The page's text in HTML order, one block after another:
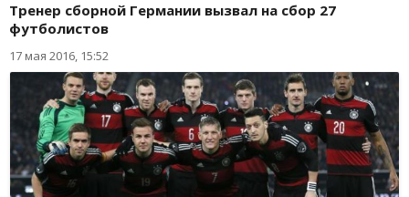
Тренер сборной Германии вызвал на сбор 27
футболистов
17 мая 2016, 15:52